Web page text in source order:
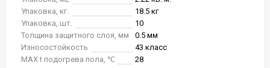
Упаковка, кг.
18.5 кг
Упаковка, шт.
10
Толщина защитного слоя, мм
0.5 мм
Износостойкость
43 класс
MAX t подогрева пола, ℃
28